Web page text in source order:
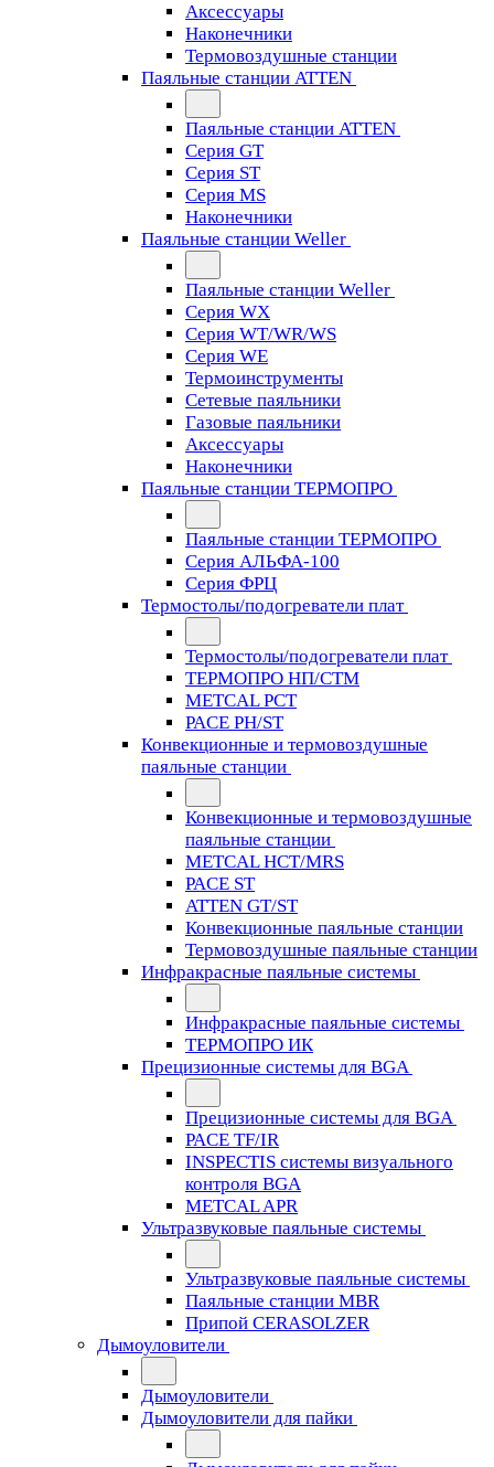
Аксессуары
Наконечники
Термовоздушные станции
Паяльные станции ATTEN
Паяльные станции ATTEN
Серия GT
Серия ST
Серия MS
Наконечники
Паяльные станции Weller
Паяльные станции Weller
Серия WX
Серия WT/WR/WS
Серия WE
Термоинструменты
Сетевые паяльники
Газовые паяльники
Аксессуары
Наконечники
Паяльные станции ТЕРМОПРО
Паяльные станции ТЕРМОПРО
Серия АЛЬФА-100
Серия ФРЦ
Термостолы/подогреватели плат
Термостолы/подогреватели плат
ТЕРМОПРО НП/СТМ
METCAL PCT
PACE PH/ST
Конвекционные и термовоздушные
паяльные станции
Конвекционные и термовоздушные
паяльные станции
METCAL HCT/MRS
PACE ST
ATTEN GT/ST
Конвекционные паяльные станции
Термовоздушные паяльные станции
Инфракрасные паяльные системы
Инфракрасные паяльные системы
ТЕРМОПРО ИК
Прецизионные системы для BGA
Прецизионные системы для BGA
PACE TF/IR
INSPECTIS системы визуального
контроля BGA
METCAL APR
Ультразвуковые паяльные системы
Ультразвуковые паяльные системы
Паяльные станции MBR
Припой CERASOLZER
Дымоуловители
Дымоуловители
Дымоуловители для пайки